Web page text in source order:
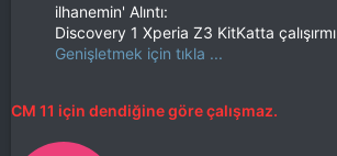
ilhanemin' Alıntı:
Discovery 1 Xperia Z3 KitKatta çalışırmı
Genişletmek için tıkla ...
CM 11 için dendiğine göre çalışmaz.